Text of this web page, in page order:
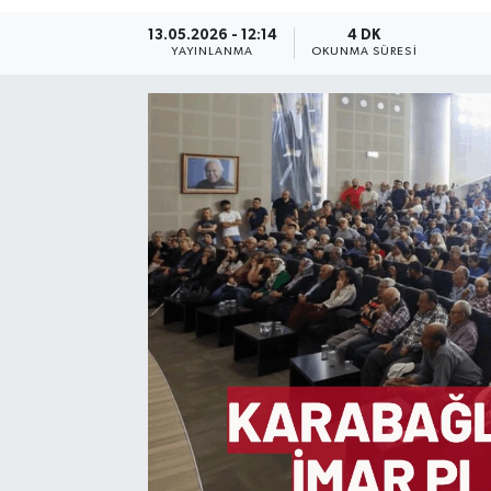
13.05.2026 - 12:14
YAYINLANMA
4 DK
OKUNMA SÜRESI
Resmi Reklam
Röportajlar